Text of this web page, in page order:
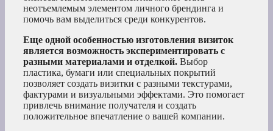
неотъемлемым элементом личного брендинга и
помочь вам выделиться среди конкурентов.
Еще одной особенностью изготовления визиток
является возможность экспериментировать с
разными материалами и отделкой. Выбор
пластика, бумаги или специальных покрытий
позволяет создать визитки с разными текстурами,
фактурами и визуальными эффектами. Это помогает
привлечь внимание получателя и создать
положительное впечатление о вашей компании.